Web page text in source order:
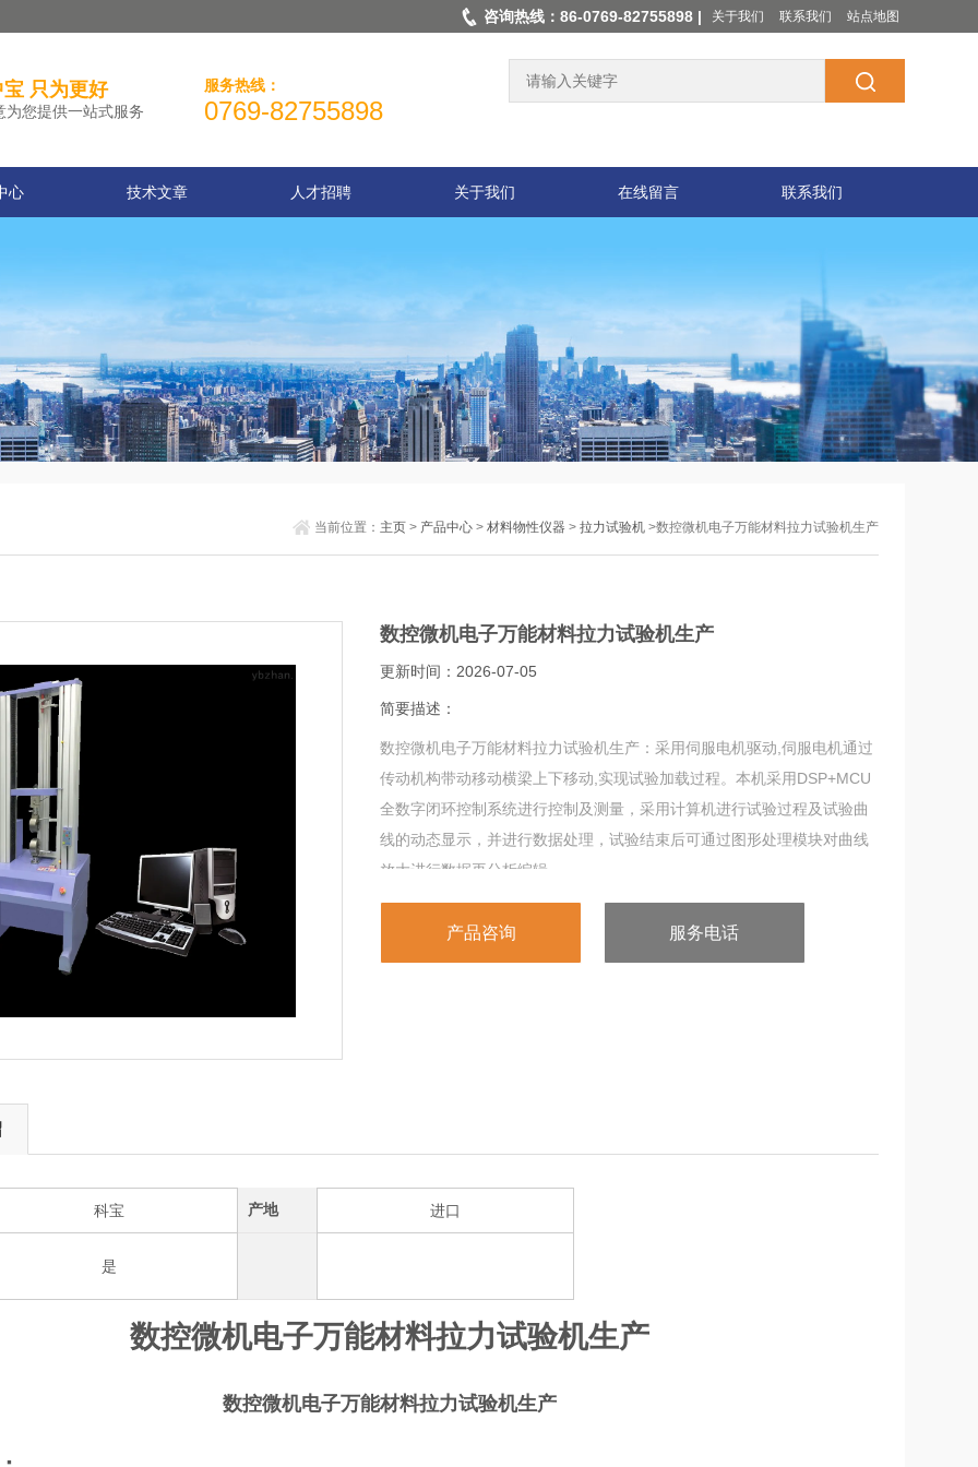
咨询热线：86-0769-82755898 | 关于我们 联系我们 站点地图
只为更好
为您提供一站式服务
服务热线：
0769-82755898
心 技术文章 人才招聘 关于我们 在线留言 联系我们
当前位置： 主页 > 产品中心 >材料物性仪器 >拉力试验机 >数控微机电子万能材料拉力试验机生产
数控微机电子万能材料拉力试验机生产
更新时间：2026-07-05
简要描述：
数控微机电子万能材料拉力试验机生产：采用伺服电机驱动,伺服电机通过
传动机构带动移动横梁上下移动,实现试验加载过程。本机采用DSP+MCU
全数字闭环控制系统进行控制及测量，采用计算机进行试验过程及试验曲
线的动态显示，并进行数据处理，试验结束后可通过图形处理模块对曲线
放大进行数据再分析编辑，。
产品咨询 服务电话
科宝 产地 进口
是
数控微机电子万能材料拉力试验机生产
数控微机电子万能材料拉力试验机生产